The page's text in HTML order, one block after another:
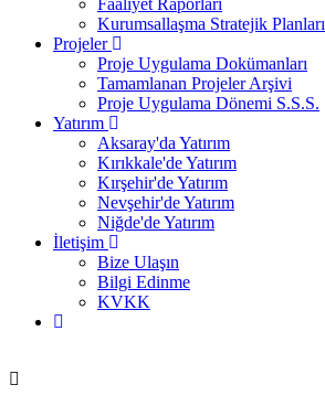
Faaliyet Raporları
Kurumsallaşma Stratejik Planları
Projeler
Proje Uygulama Dokümanları
Tamamlanan Projeler Arşivi
Proje Uygulama Dönemi S.S.S.
Yatırım
Aksaray'da Yatırım
Kırıkkale'de Yatırım
Kırşehir'de Yatırım
Nevşehir'de Yatırım
Niğde'de Yatırım
İletişim
Bize Ulaşın
Bilgi Edinme
KVKK